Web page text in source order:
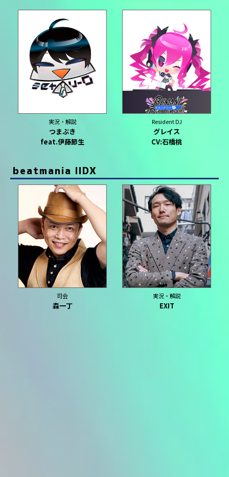
実況・解説
つまぶき
feat.伊藤節生
Resident DJ
グレイス
CV:石橋桃
beatmania IIDX
司会
森一丁
実況・解説
EXIT